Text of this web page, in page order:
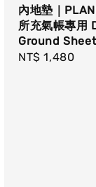
內地墊｜
所充氣帳專用
Ground Sheet
Regular
NT$ 1,480